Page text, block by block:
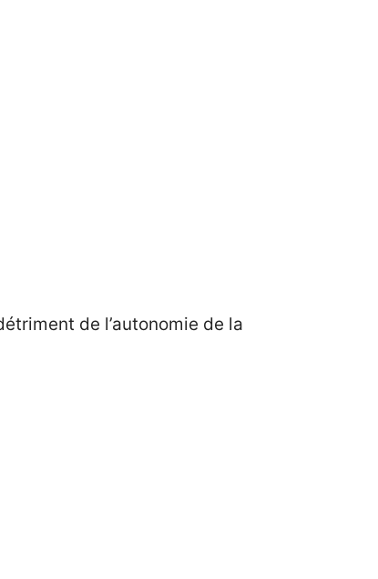
de l’autonomie de la